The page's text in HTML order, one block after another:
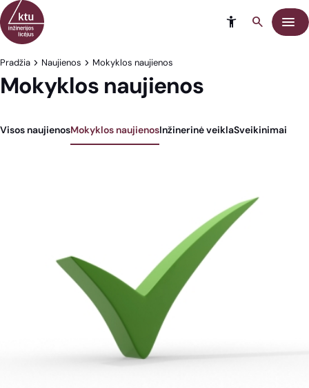
Eiti į turinį
Meniu
Pradžia Naujienos Mokyklos naujienos
Mokyklos naujienos
Visos naujienosMokyklos naujienosInžinerinė veiklaSveikinimai